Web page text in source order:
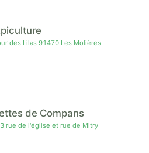
des Lilas 91470 Les Molières
de Compans
rue de l'église et rue de Mitry